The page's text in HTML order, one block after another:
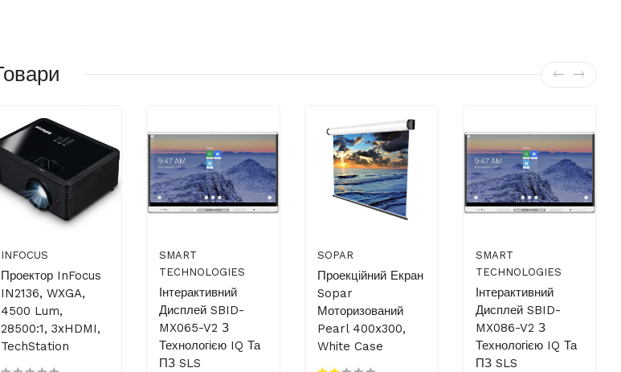
INFOCUS
Проектор InFocus
IN2136, WXGA,
4500 Lum,
28500:1, 3xHDMI,
TechStation
SMART
TECHNOLOGIES
Інтерактивний
Дисплей SBID-
MX065-V2 З
Технологією IQ Та
ПЗ SLS
SOPAR
Проекційний Екран
Sopar
Моторизований
Pearl 400x300,
White Case
SMART
TECHNOLOGIES
Інтерактивний
Дисплей SBID-
MX086-V2 З
Технологією IQ Та
ПЗ SLS